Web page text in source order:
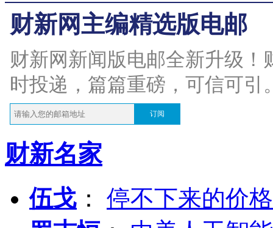
财新网主编精选版电邮
财新网新闻版电邮全新升级
时投递，篇篇重磅，可信可引
订阅
财新名家
伍戈 ： 停不下来的价